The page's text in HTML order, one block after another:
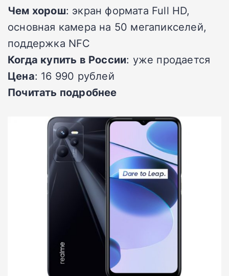
Чем хорош: экран формата Full HD,
основная камера на 50 мегапикселей,
поддержка NFC
Когда купить в России: уже продается
Цена: 16 990 рублей
Почитать подробнее